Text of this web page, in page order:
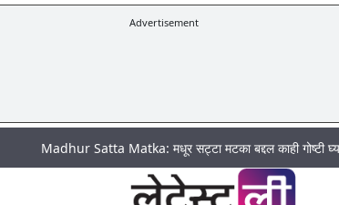
Advertisement
Madhur Satta Matka: मधूर सट्टा मटका बद्दल काही गोष्टी घ्या जाणून !